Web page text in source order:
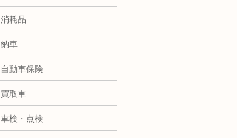
消耗品
納車
自動車保険
買取車
車検・点検